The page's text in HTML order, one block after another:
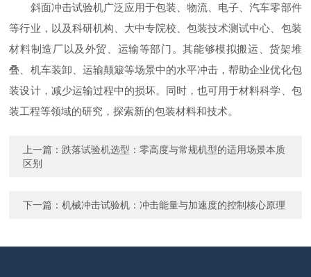
斜面冲击试验机广泛应用于包装、物流、电子、汽车零部件
等行业，以及科研机构、大中专院校、包装技术测试中心、包装
材料制造厂以及外贸、运输等部门。其能够模拟搬运、货架堆
叠、机车装卸、运输颠簸等场景中的水平冲击，帮助企业优化包
装设计，减少运输过程中的损坏。同时，也可用于材料科学、包
装工程等领域的研究，探索新的包装材料和技术。
上一篇： 跌落试验机选型：零高度与常规机型的适用场景本质
区别
下一篇：机械冲击试验机：冲击能量与加速度的控制核心原理